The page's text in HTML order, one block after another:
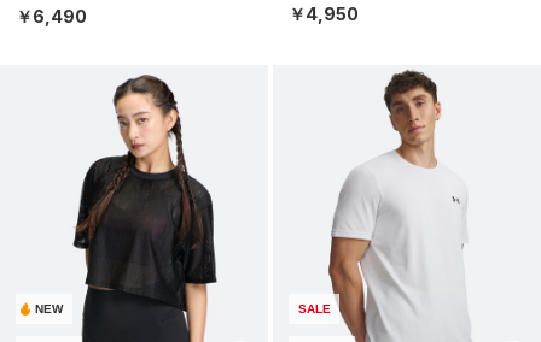
EN）
￥6,490 ￥4,950
NEW SALE